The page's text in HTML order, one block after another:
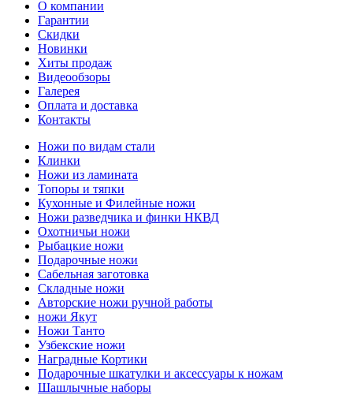
О компании
Гарантии
Скидки
Новинки
Хиты продаж
Видеообзоры
Галерея
Оплата и доставка
Контакты
Ножи по видам стали
Клинки
Ножи из ламината
Топоры и тяпки
Кухонные и Филейные ножи
Ножи разведчика и финки НКВД
Охотничьи ножи
Рыбацкие ножи
Подарочные ножи
Сабельная заготовка
Складные ножи
Авторские ножи ручной работы
ножи Якут
Ножи Танто
Узбекские ножи
Наградные Кортики
Подарочные шкатулки и аксессуары к ножам
Шашлычные наборы